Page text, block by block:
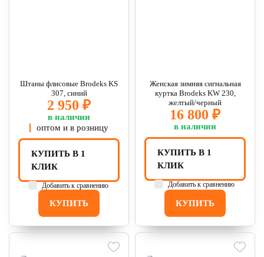
Штаны флисовые Brodeks KS
307, синий
2 950 ₽
в наличии
оптом и в розницу
КУПИТЬ
КУПИТЬ В 1
КЛИК
Добавить к сравнению
Женская зимняя сигнальная
куртка Brodeks KW 230,
желтый/черный
16 800 ₽
в наличии
КУПИТЬ
КУПИТЬ В 1
КЛИК
Добавить к сравнению